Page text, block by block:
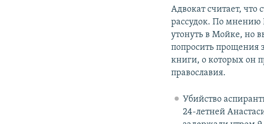
Адвокат считает,
рассудок. По мнению
утонуть в Мойке, но
попросить прощения
книги, о которых он
православия.
Убийство
24-летней